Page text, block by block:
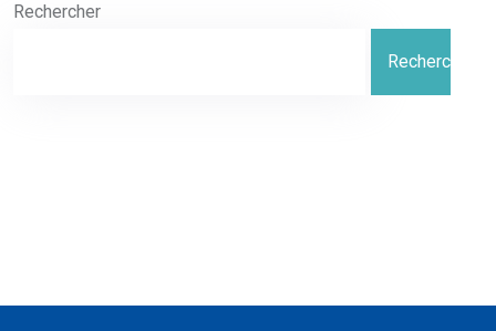
Rechercher
Rechercher